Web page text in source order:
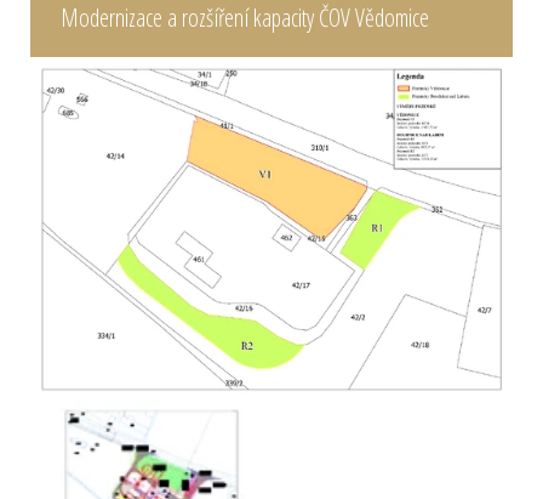
Modernizace a rozšíření kapacity ČOV Vědomice